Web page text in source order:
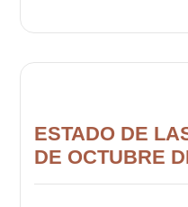
ESTADO DE
DE OCTUBRE